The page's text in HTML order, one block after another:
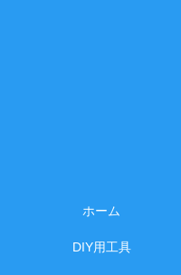
ホーム
DIY用工具